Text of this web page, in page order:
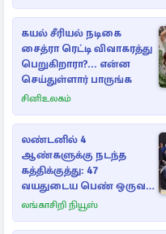
கயல் சீரியல் நடிகை
சைத்ரா ரெட்டி விவாகரத்து
பெறுகிறாரா?... என்ன
செய்துள்ளார் பாருங்க
சினிஉலகம்
லண்டனில் 4
ஆண்களுக்கு நடந்த
கத்திக்குத்து: 47
வயதுடைய பெண் ஒருவர்
கைது
லங்காசிறி நியூஸ்